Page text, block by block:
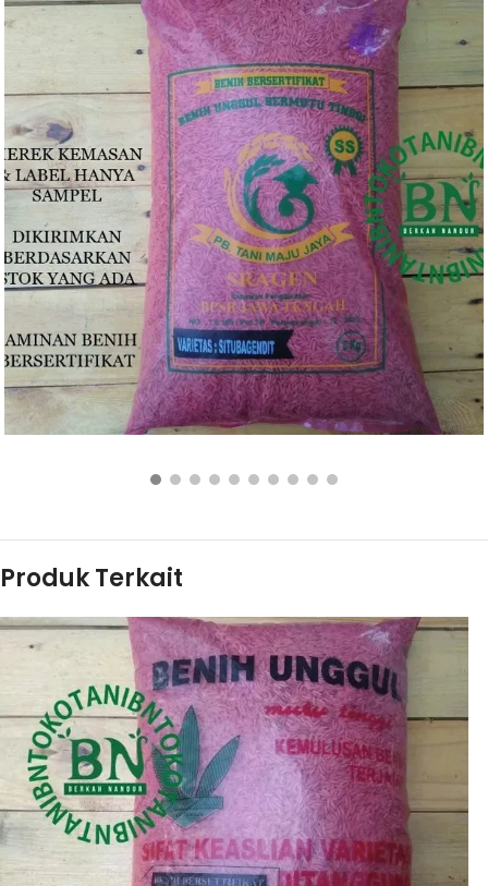
Rp75.000
Produk Terkait